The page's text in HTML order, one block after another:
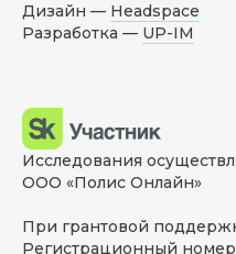
Дизайн — Headspace
Разработка — UP-IM
Исследования
ООО «Полис Онлайн»
При грантовой
Регистрационный